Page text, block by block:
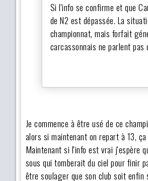
Si l'info se confirme et que
de N2 est dépassée. La
championnat, mais forfait
carcassonnais ne parlent
Je commence à être usé de ce
alors si maintenant on repart à 13,
Maintenant si l'info est vrai j'espère
sous qui tomberait du ciel pour finir
être soulager que son club soit